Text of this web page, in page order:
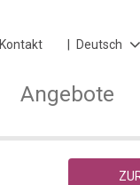
Kontakt
Angebote